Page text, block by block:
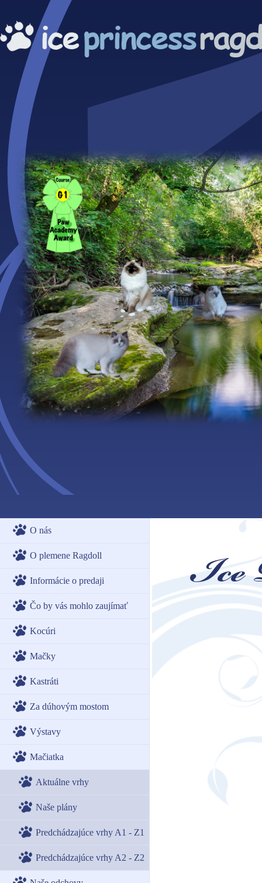
O nás
O plemene Ragdoll
Informácie o predaji
Čo by vás mohlo zaujímať
Kocúri
Mačky
Kastráti
Za dúhovým mostom
Výstavy
Mačiatka
Aktuálne vrhy
Naše plány
Predchádzajúce vrhy A1 - Z1
Predchádzajúce vrhy A2 - Z2